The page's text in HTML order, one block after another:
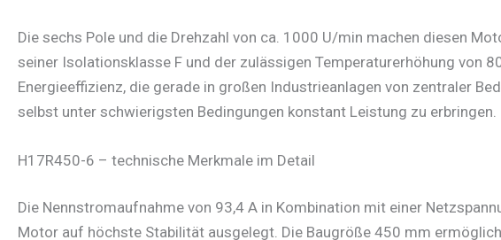
Die sechs Pole und die Drehzahl von ca. 1000 U/min machen diesen
seiner Isolationsklasse F und der zulässigen Temperaturerhöhung von
Energieeffizienz, die gerade in großen Industrieanlagen von zentraler
selbst unter schwierigsten Bedingungen konstant Leistung zu erbringen.
H17R450-6 – technische Merkmale im Detail
Die Nennstromaufnahme von 93,4 A in Kombination mit einer
Motor auf höchste Stabilität ausgelegt. Die Baugröße 450 mm